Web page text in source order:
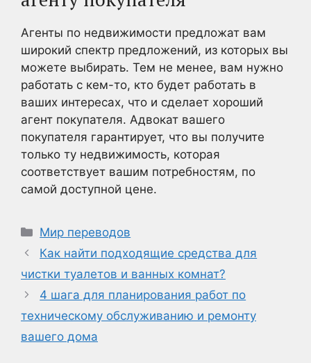
Агенты по недвижимости предложат вам
широкий спектр предложений, из которых вы
можете выбирать. Тем не менее, вам нужно
работать с кем-то, кто будет работать в
ваших интересах, что и сделает хороший
агент покупателя. Адвокат вашего
покупателя гарантирует, что вы получите
только ту недвижимость, которая
соответствует вашим потребностям, по
самой доступной цене.
Рубрики
Мир переводов
Как найти подходящие средства для
чистки туалетов и ванных комнат?
4 шага для планирования работ по
техническому обслуживанию и ремонту
вашего дома